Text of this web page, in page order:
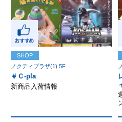
SHOP
ノクティプラザ(1) 5F
＃Ｃ-pla
新商品入荷情報